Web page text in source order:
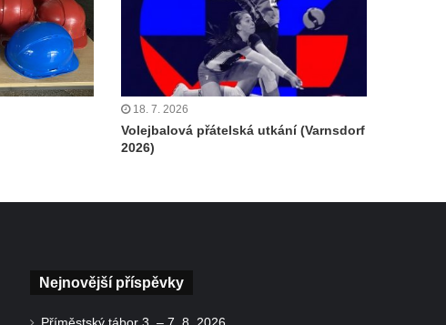
18. 7. 2026
Volejbalová přátelská utkání (Varnsdorf
2026)
Nejnovější příspěvky